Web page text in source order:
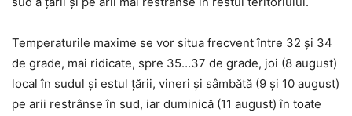
Temperaturile maxime se vor situa frecvent între 32 și 34
de grade, mai ridicate, spre 35…37 de grade, joi (8 august)
local în sudul și estul țării, vineri și sâmbătă (9 și 10 august)
pe arii restrânse în sud, iar duminică (11 august) în toate